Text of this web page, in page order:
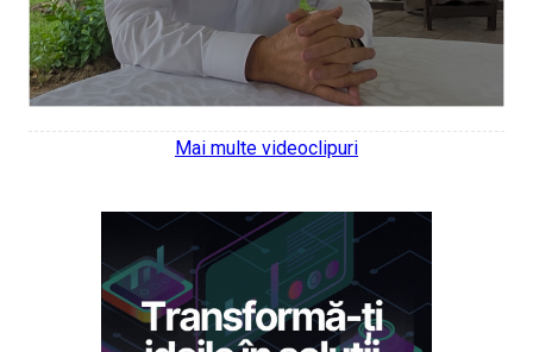
Mai multe videoclipuri